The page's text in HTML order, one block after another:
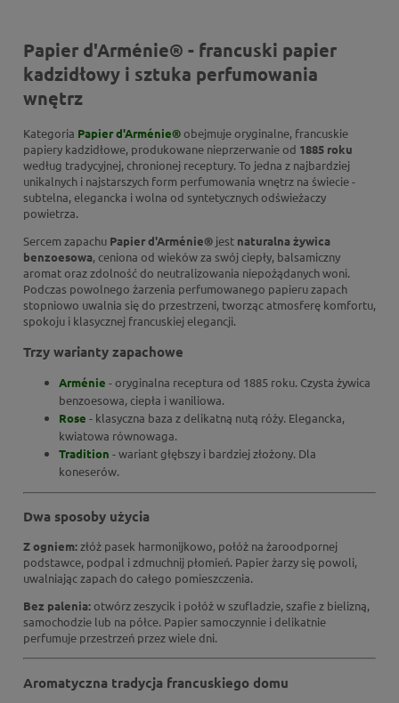
Papier d'Arménie® - francuski papier
kadzidłowy i sztuka perfumowania
wnętrz
Kategoria Papier d'Arménie®obejmuje oryginalne, francuskie
papiery kadzidłowe, produkowane nieprzerwanie od 1885 roku
według tradycyjnej, chronionej receptury. To jedna z najbardziej
unikalnych i najstarszych form perfumowania wnętrz na świecie -
subtelna, elegancka i wolna od syntetycznych odświeżaczy
powietrza.
Sercem zapachu Papier d'Arménie® jest naturalna żywica
benzoesowa, ceniona od wieków za swój ciepły, balsamiczny
aromat oraz zdolność do neutralizowania niepożądanych woni.
Podczas powolnego żarzenia perfumowanego papieru zapach
stopniowo uwalnia się do przestrzeni, tworząc atmosferę komfortu,
spokoju i klasycznej francuskiej elegancji.
Trzy warianty zapachowe
Arménie - oryginalna receptura od 1885 roku. Czysta żywica
benzoesowa, ciepła i waniliowa.
Rose - klasyczna baza z delikatną nutą róży. Elegancka,
kwiatowa równowaga.
Tradition - wariant głębszy i bardziej złożony. Dla
koneserów.
Dwa sposoby użycia
Z ogniem:złóż pasek harmonijkowo, połóż na żaroodpornej
podstawce, podpal i zdmuchnij płomień. Papier żarzy się powoli,
uwalniając zapach do całego pomieszczenia.
Bez palenia:otwórz zeszycik i połóż w szufladzie, szafie z bielizną,
samochodzie lub na półce. Papier samoczynnie i delikatnie
perfumuje przestrzeń przez wiele dni.
Aromatyczna tradycja francuskiego domu